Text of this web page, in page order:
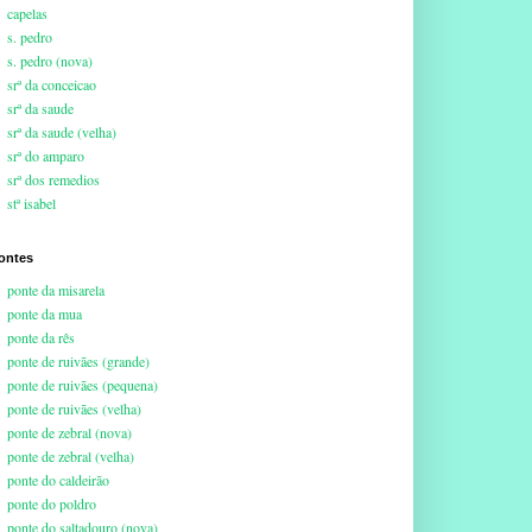
capelas
s. pedro
s. pedro (nova)
srª da conceicao
srª da saude
srª da saude (velha)
srª do amparo
srª dos remedios
stª isabel
ponte da misarela
ponte da mua
ponte da rês
ponte de ruivães (grande)
ponte de ruivães (pequena)
ponte de ruivães (velha)
ponte de zebral (nova)
ponte de zebral (velha)
ponte do caldeirão
ponte do poldro
ponte do saltadouro (nova)